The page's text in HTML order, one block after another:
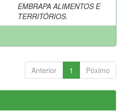
EMBRAPA ALIMENTOS E
TERRITÓRIOS.
Anterior 1 Póximo